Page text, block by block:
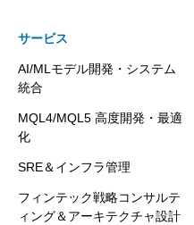
サービス
AI/MLモデル開発・システム
統合
MQL4/MQL5 高度開発・最適
化
SRE＆インフラ管理
フィンテック戦略コンサルテ
ィング＆アーキテクチャ設計